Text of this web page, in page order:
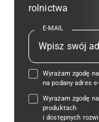
rolnictwa
E-MAIL
Wyrażam zgodę
na podany adres
Wyrażam zgodę
produktach
i dostępnych